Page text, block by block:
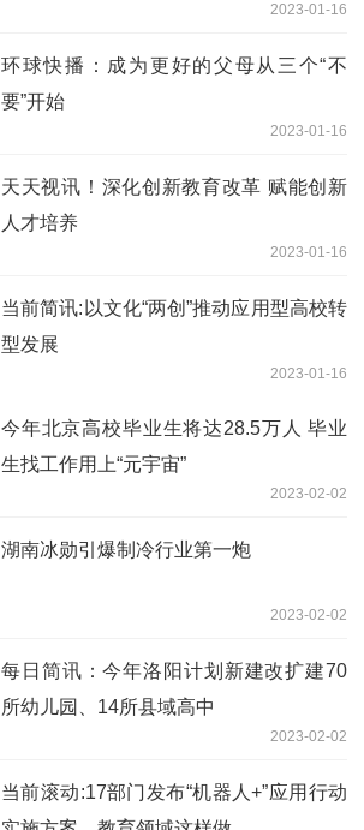
2023-01-16
环球快播：成为更好的父母从三个“不
要”开始
2023-01-16
天天视讯！深化创新教育改革 赋能创新
人才培养
2023-01-16
当前简讯:以文化“两创”推动应用型高校转
型发展
2023-01-16
今年北京高校毕业生将达28.5万人 毕业
生找工作用上“元宇宙”
2023-02-02
湖南冰勋引爆制冷行业第一炮
2023-02-02
每日简讯：今年洛阳计划新建改扩建70
所幼儿园、14所县域高中
2023-02-02
当前滚动:17部门发布“机器人+”应用行动